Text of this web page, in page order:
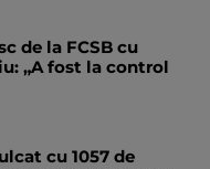
de la FCSB cu
„A fost la control
cu 1057 de